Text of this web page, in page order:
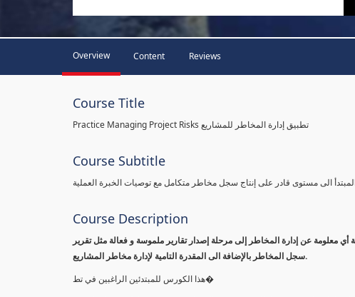
Overview Content Reviews
Course Title
Practice Managing Project Risks تطبيق إدارة المخاطر للمشاريع
Course Subtitle
الى مستوى قادر على إنتاج سجل مخاطر متكامل مع توصيات الخبرة العملية
Course Description
أي معلومة عن إدارة المخاطر إلى مرحلة إصدار تقارير ملموسة و فعالة مثل تقرير
سجل المخاطر بالإضافة الى المقدرة التامية لإدارة مخاطر المشاريع.
هذا الكورس للمبتدئين الراغبين في تط�